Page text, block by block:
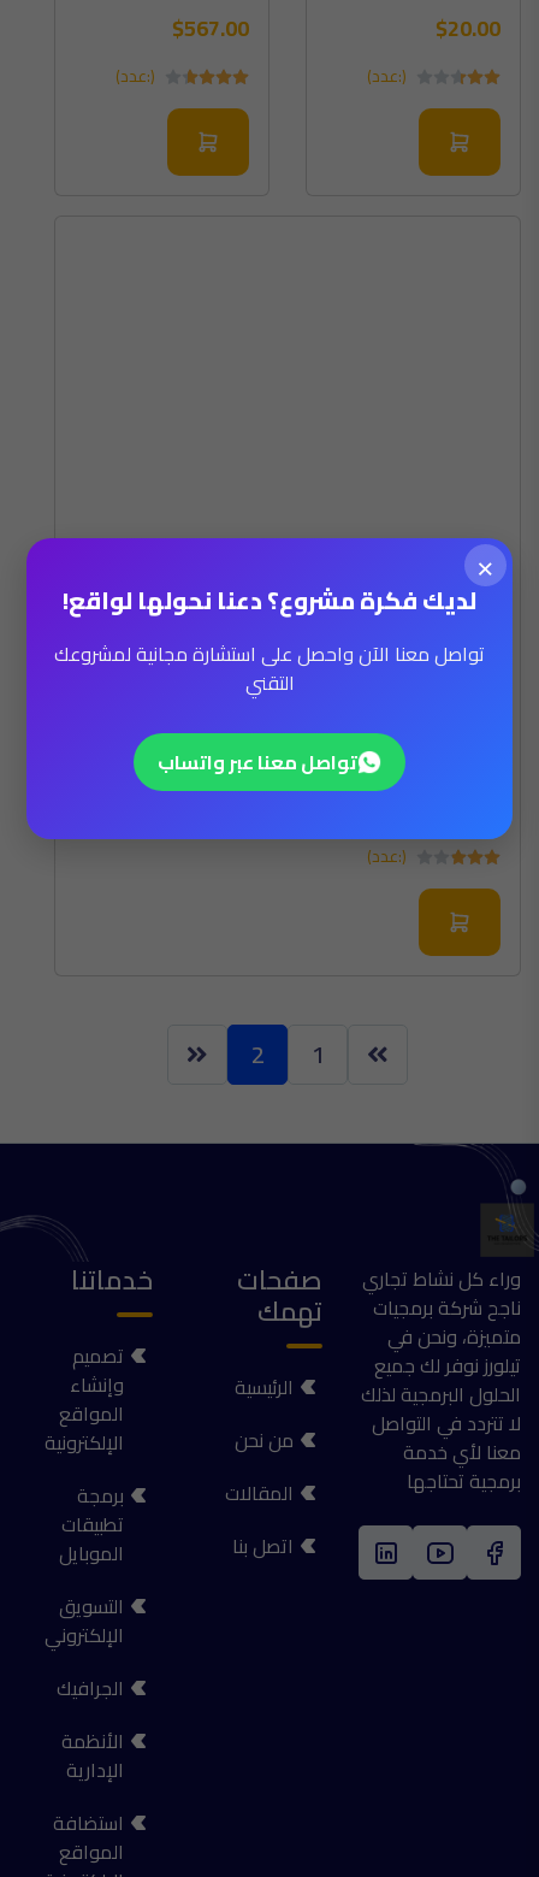
×
لديك فكرة مشروع؟ دعنا نحولها لواقع!
تواصل معنا الآن واحصل على استشارة مجانية لمشروعك
التقني
تواصل معنا عبر واتساب
$20.00
(:عدد)
$567.00
(:عدد)
(:عدد)
1
2
وراء كل نشاط تجاري
ناجح شركة برمجيات
متميزة، ونحن في
تيلورز نوفر لك جميع
الحلول البرمجية لذلك
لا تتردد في التواصل
معنا لأي خدمة
برمجية تحتاجها
صفحات
تهمك
الرئيسية
من نحن
المقالات
اتصل بنا
خدماتنا
تصميم
وإنشاء
المواقع
الإلكترونية
برمجة
تطبيقات
الموبايل
التسويق
الإلكتروني
الجرافيك
الأنظمة
الإدارية
استضافة
المواقع